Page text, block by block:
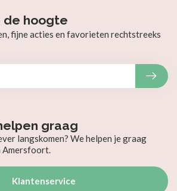
graag
langskomen? We helpen je graag
Amersfoort.
Klantenservice
de hoogte
fijne acties en favorieten rechtstreeks